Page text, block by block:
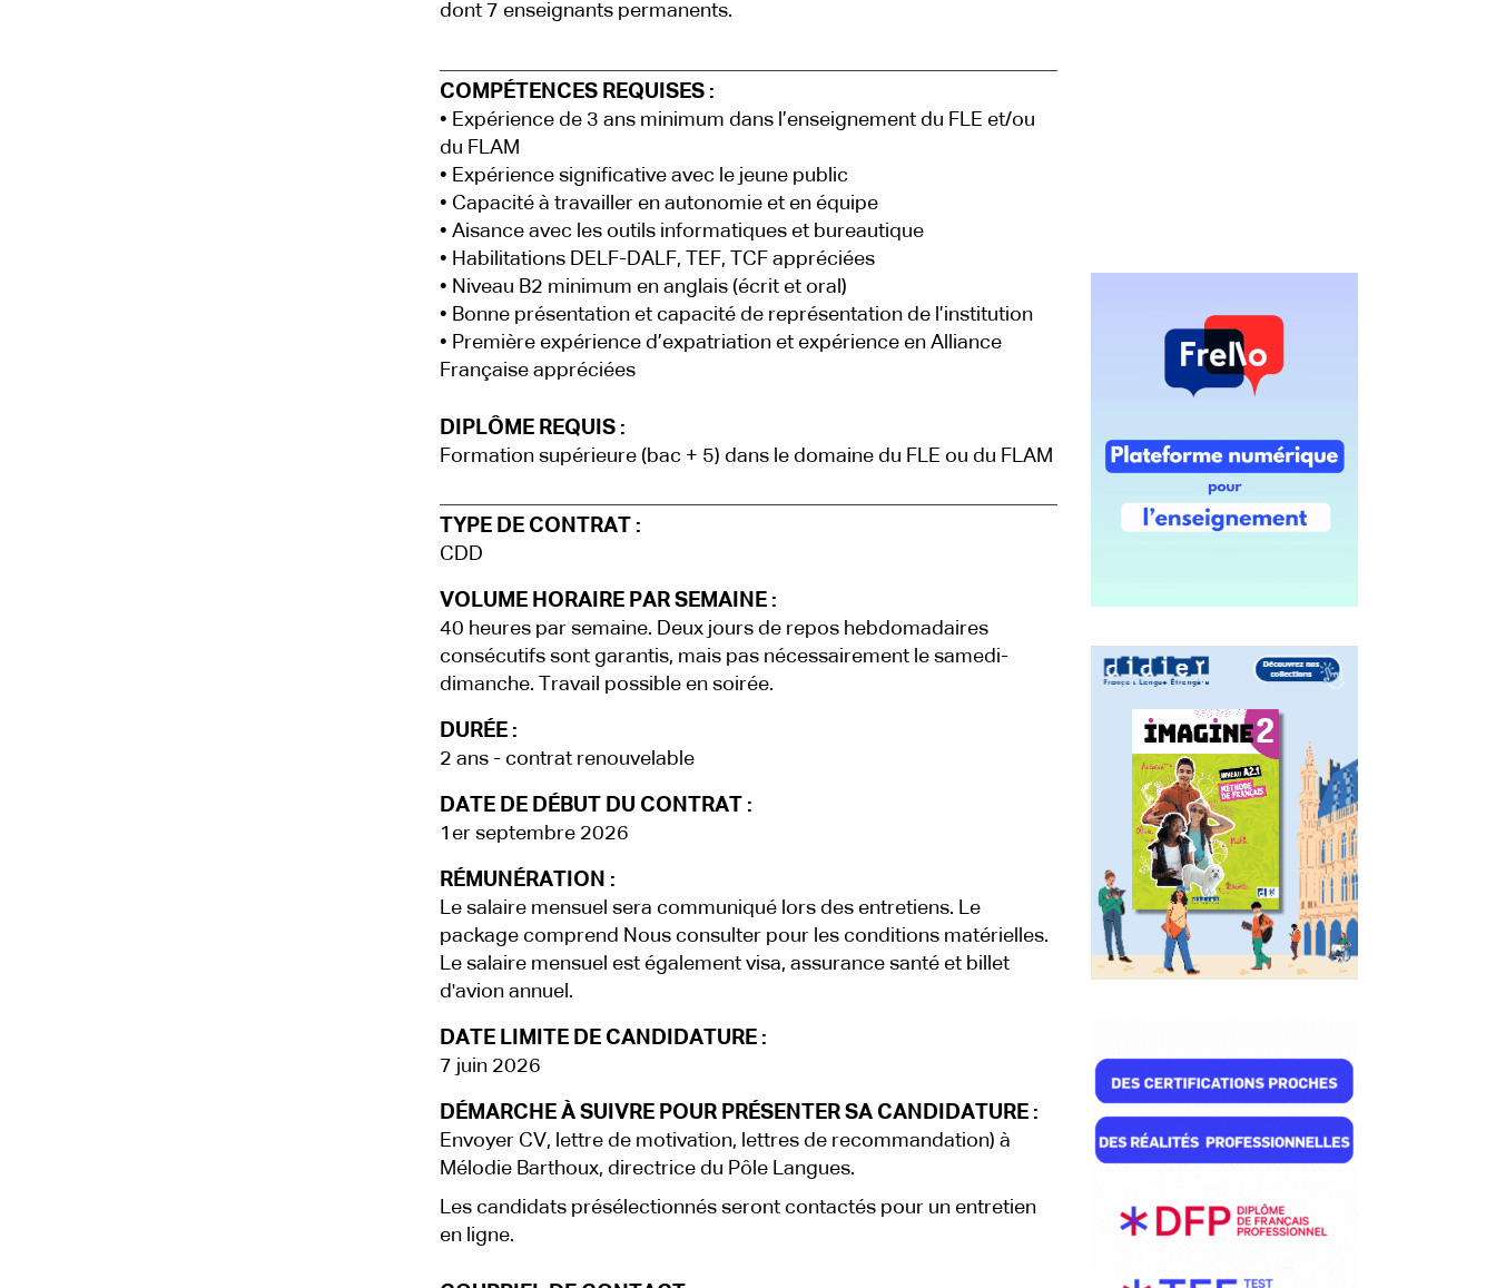
dont 7 enseignants permanents.
COMPÉTENCES REQUISES :
• Expérience de 3 ans minimum dans l’enseignement du FLE et/ou
du FLAM
• Expérience significative avec le jeune public
• Capacité à travailler en autonomie et en équipe
• Aisance avec les outils informatiques et bureautique
• Habilitations DELF-DALF, TEF, TCF appréciées
• Niveau B2 minimum en anglais (écrit et oral)
• Bonne présentation et capacité de représentation de l’institution
• Première expérience d’expatriation et expérience en Alliance
Française appréciées
DIPLÔME REQUIS :
Formation supérieure (bac + 5) dans le domaine du FLE ou du FLAM
TYPE DE CONTRAT :
CDD
VOLUME HORAIRE PAR SEMAINE :
40 heures par semaine. Deux jours de repos hebdomadaires
consécutifs sont garantis, mais pas nécessairement le samedi-
dimanche. Travail possible en soirée.
DURÉE :
2 ans - contrat renouvelable
DATE DE DÉBUT DU CONTRAT :
1er septembre 2026
RÉMUNÉRATION :
Le salaire mensuel sera communiqué lors des entretiens. Le
package comprend Nous consulter pour les conditions matérielles.
Le salaire mensuel est également visa, assurance santé et billet
d'avion annuel.
DATE LIMITE DE CANDIDATURE :
7 juin 2026
DÉMARCHE À SUIVRE POUR PRÉSENTER SA CANDIDATURE :
Envoyer CV, lettre de motivation, lettres de recommandation) à
Mélodie Barthoux, directrice du Pôle Langues.
Les candidats présélectionnés seront contactés pour un entretien
en ligne.